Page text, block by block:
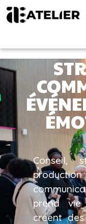
Conseil,
production
prend vie
créent